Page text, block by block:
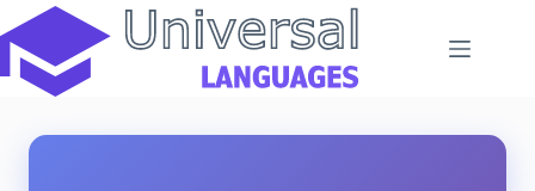
Passer
au
contenu